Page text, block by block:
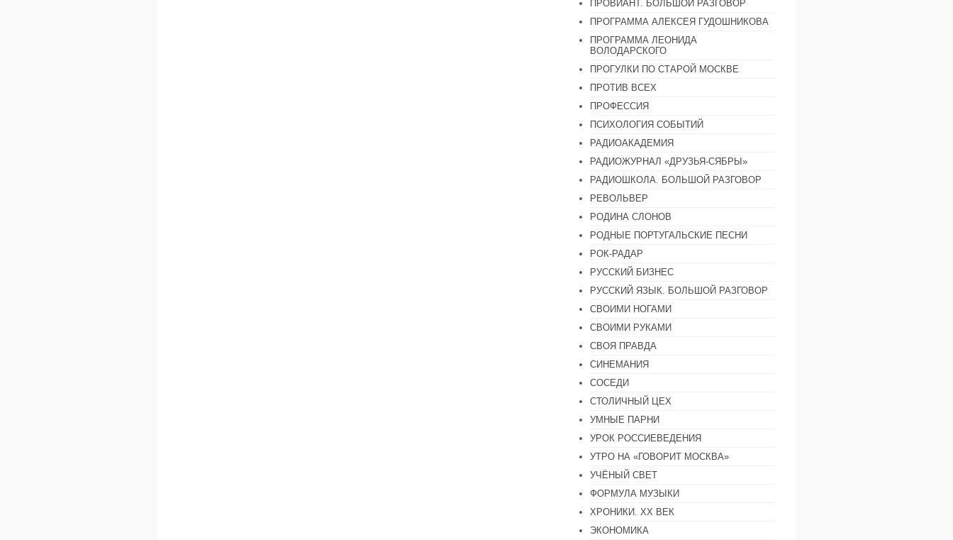
ПРОВИАНТ. БОЛЬШОЙ РАЗГОВОР
ПРОГРАММА АЛЕКСЕЯ ГУДОШНИКОВА
ПРОГРАММА ЛЕОНИДА
ВОЛОДАРСКОГО
ПРОГУЛКИ ПО СТАРОЙ МОСКВЕ
ПРОТИВ ВСЕХ
ПРОФЕССИЯ
ПСИХОЛОГИЯ СОБЫТИЙ
РАДИОАКАДЕМИЯ
РАДИОЖУРНАЛ «ДРУЗЬЯ-СЯБРЫ»
РАДИОШКОЛА. БОЛЬШОЙ РАЗГОВОР
РЕВОЛЬВЕР
РОДИНА СЛОНОВ
РОДНЫЕ ПОРТУГАЛЬСКИЕ ПЕСНИ
РОК-РАДАР
РУССКИЙ БИЗНЕС
РУССКИЙ ЯЗЫК. БОЛЬШОЙ РАЗГОВОР
СВОИМИ НОГАМИ
СВОИМИ РУКАМИ
СВОЯ ПРАВДА
СИНЕМАНИЯ
СОСЕДИ
СТОЛИЧНЫЙ ЦЕХ
УМНЫЕ ПАРНИ
УРОК РОССИЕВЕДЕНИЯ
УТРО НА «ГОВОРИТ МОСКВА»
УЧЁНЫЙ СВЕТ
ФОРМУЛА МУЗЫКИ
ХРОНИКИ. ХХ ВЕК
ЭКОНОМИКА